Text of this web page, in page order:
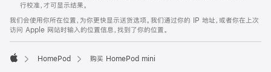
行校准，才可显示结果。
我们会使用你所在位置，为你更快显示送货选项。我们通过你的 IP 地址，或者你在上次
访问 Apple 网站时输入的位置信息，找到了你的位置。
HomePod 购买 HomePod mini